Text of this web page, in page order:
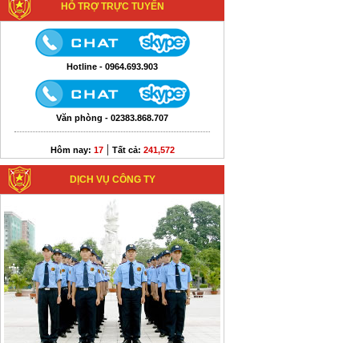
HỖ TRỢ TRỰC TUYẾN
Hotline - 0964.693.903
Văn phòng - 02383.868.707
Hôm nay: 17| Tất cả: 241,572
DỊCH VỤ CÔNG TY